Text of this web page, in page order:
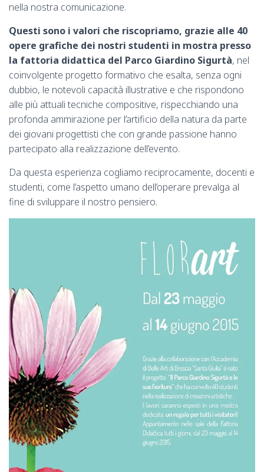
nella nostra comunicazione.
Questi sono i valori che riscopriamo, grazie alle 40
opere grafiche dei nostri studenti in mostra presso
la fattoria didattica del Parco Giardino Sigurtà, nel
coinvolgente progetto formativo che esalta, senza ogni
dubbio, le notevoli capacità illustrative e che rispondono
alle più attuali tecniche compositive, rispecchiando una
profonda ammirazione per l’artificio della natura da parte
dei giovani progettisti che con grande passione hanno
partecipato alla realizzazione dell’evento.
Da questa esperienza cogliamo reciprocamente, docenti e
studenti, come l’aspetto umano dell’operare prevalga al
fine di sviluppare il nostro pensiero.